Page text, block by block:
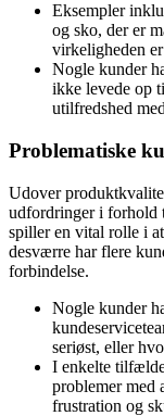
Eksempler
og sko, der er
virkeligheden
Nogle kunder
ikke levede op
utilfredshed
Problematiske
Udover
udfordringer i forhold
spiller en vital rolle i
desværre har flere
forbindelse.
Nogle kunder
seriøst, eller
I enkelte
problemer med
frustration og